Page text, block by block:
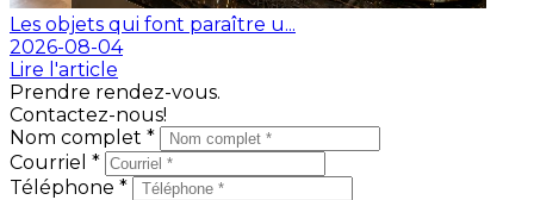
Les objets qui font paraître u...
2026-08-04
Lire l'article
Prendre rendez-vous.
Contactez-nous!
Nom complet *
Courriel *
Téléphone *